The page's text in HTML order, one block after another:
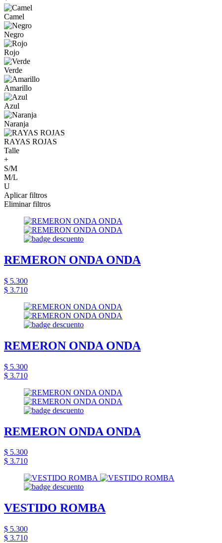
Camel
Negro
Rojo
Verde
Amarillo
Azul
Naranja
RAYAS ROJAS
Talle
+
S/M
M/L
U
Aplicar filtros
Eliminar filtros
REMERON ONDA ONDA
$ 5.300
$ 3.710
REMERON ONDA ONDA
$ 5.300
$ 3.710
REMERON ONDA ONDA
$ 5.300
$ 3.710
VESTIDO ROMBA
$ 5.300
$ 3.710